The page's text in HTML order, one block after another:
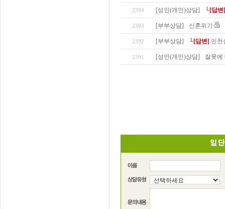
2394 [성인(개인)상담] └[답변]
2393 [부부상담] 신혼위기
2392 [부부상담] └[답변] 인천
2391 [성인(개인)상담] 잘못에